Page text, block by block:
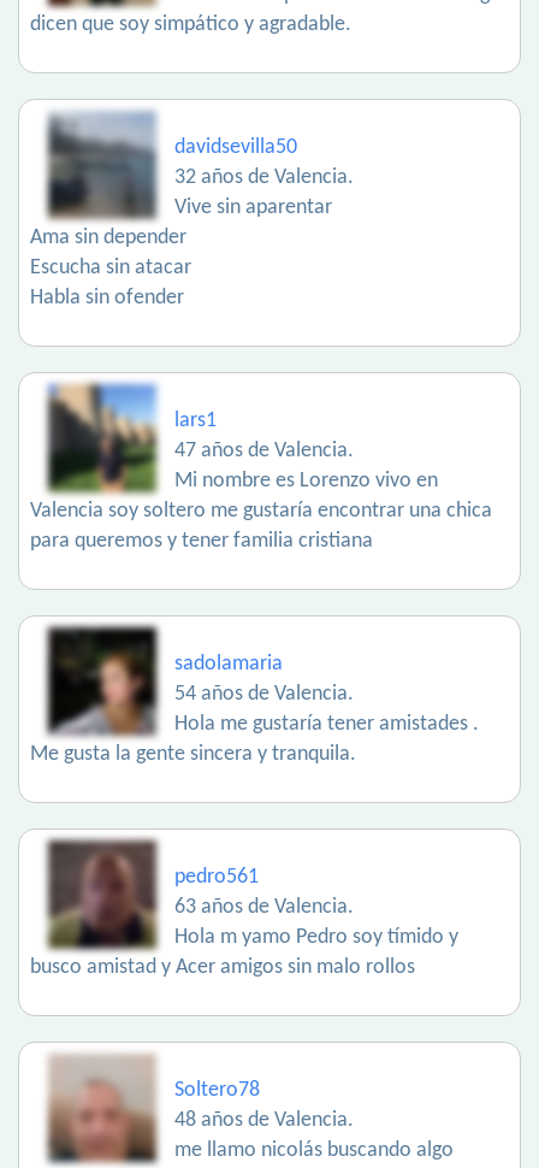
dicen que soy simpático y agradable.
davidsevilla50
32 años de Valencia.
Vive sin aparentar
Ama sin depender
Escucha sin atacar
Habla sin ofender
lars1
47 años de Valencia.
Mi nombre es Lorenzo vivo en
Valencia soy soltero me gustaría encontrar una chica
para queremos y tener familia cristiana
sadolamaria
54 años de Valencia.
Hola me gustaría tener amistades .
Me gusta la gente sincera y tranquila.
pedro561
63 años de Valencia.
Hola m yamo Pedro soy tímido y
busco amistad y Acer amigos sin malo rollos
Soltero78
48 años de Valencia.
me llamo nicolás buscando algo